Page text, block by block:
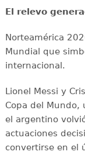
El relevo
Norteamérica
Mundial que
internacional.
Lionel Messi y
Copa del Mundo,
el argentino
actuaciones
convertirse en el